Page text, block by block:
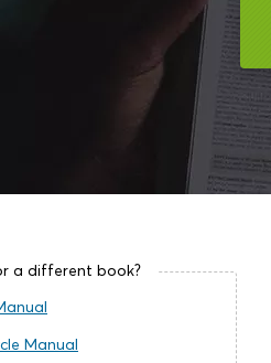
a different book?
Manual